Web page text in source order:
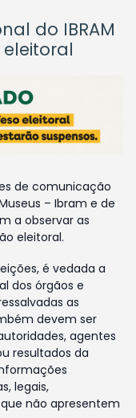
do IBRAM
de comunicação
– Ibram e de
a observar as
eleitoral.
é vedada a
dos órgãos e
as
devem ser
agentes
resultados da
legais,
não apresentem